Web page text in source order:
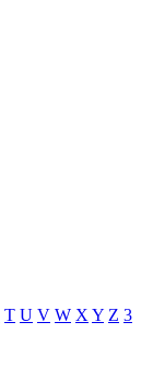
T U V W X Y Z 3